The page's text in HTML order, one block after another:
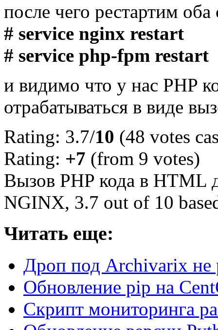
после чего рестартим оба
# service nginx restart
# service php-fpm restart
и видимо что у нас PHP
отрабатываться в виде
Rating: 3.7/10 (48 votes
Rating: +7 (from 9 votes)
Вызов PHP кода в HTML
NGINX, 3.7 out of 10
Читать еще:
Дроп под Archivarix не
Обновление pip на
Скрипт мониторинга